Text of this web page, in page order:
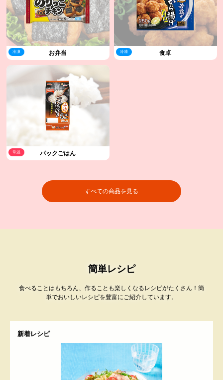
冷凍 お弁当 冷凍 食卓
常温 パックごはん
すべての商品を見る
簡単レシピ
食べることはもちろん、作ることも楽しくなるレシピがたくさん！簡
単でおいしいレシピを豊富にご紹介しています。
新着レシピ